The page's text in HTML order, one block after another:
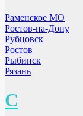
Раменское МО
Ростов-на-Дону
Рубцовск
Ростов
Рыбинск
Рязань
С